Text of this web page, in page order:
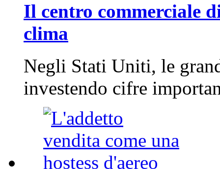
Il centro commerciale
clima
Negli Stati Uniti, le
investendo cifre